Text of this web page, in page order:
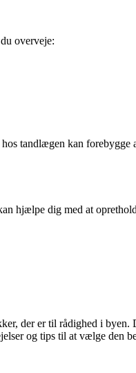
overveje:
tandlægen kan
hjælpe dig med at
der er til rådighed i
og tips til at vælge den